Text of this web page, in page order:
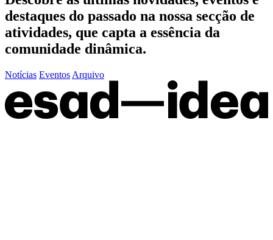
destaques do passado na nossa secção de
atividades, que capta a essência da
comunidade dinâmica.
Notícias Eventos Arquivo